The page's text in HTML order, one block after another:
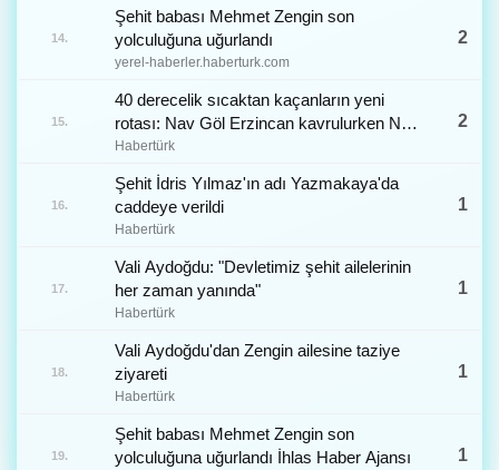
14.
Şehit babası Mehmet Zengin son
yolculuğuna uğurlandı
yerel-haberler.haberturk.com
2
15.
40 derecelik sıcaktan kaçanların yeni
rotası: Nav Göl Erzincan kavrulurken Nav
Göl serinliğiyle nefes aldırıyor
Habertürk
2
16.
Şehit İdris Yılmaz'ın adı Yazmakaya'da
caddeye verildi
Habertürk
1
17.
Vali Aydoğdu: "Devletimiz şehit ailelerinin
her zaman yanında"
Habertürk
1
18.
Vali Aydoğdu'dan Zengin ailesine taziye
ziyareti
Habertürk
1
19.
Şehit babası Mehmet Zengin son
yolculuğuna uğurlandı İhlas Haber Ajansı
1